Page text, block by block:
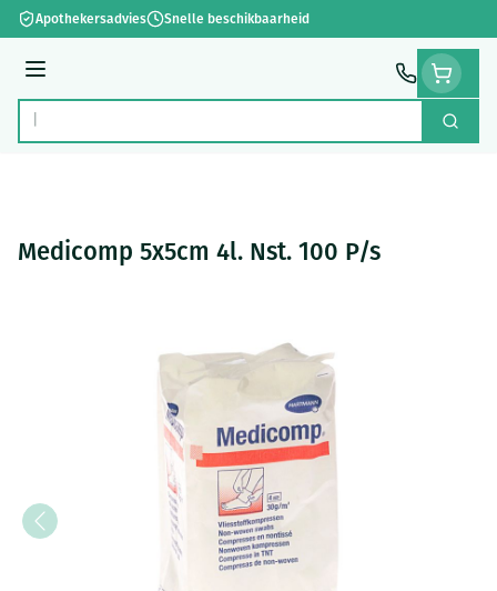
Ga naar de inhoud
Apothekersadvies Snelle beschikbaarheid
Menu
Product, merk, categorie... Zoek
Medicomp 5x5cm 4l. Nst. 100 P/s